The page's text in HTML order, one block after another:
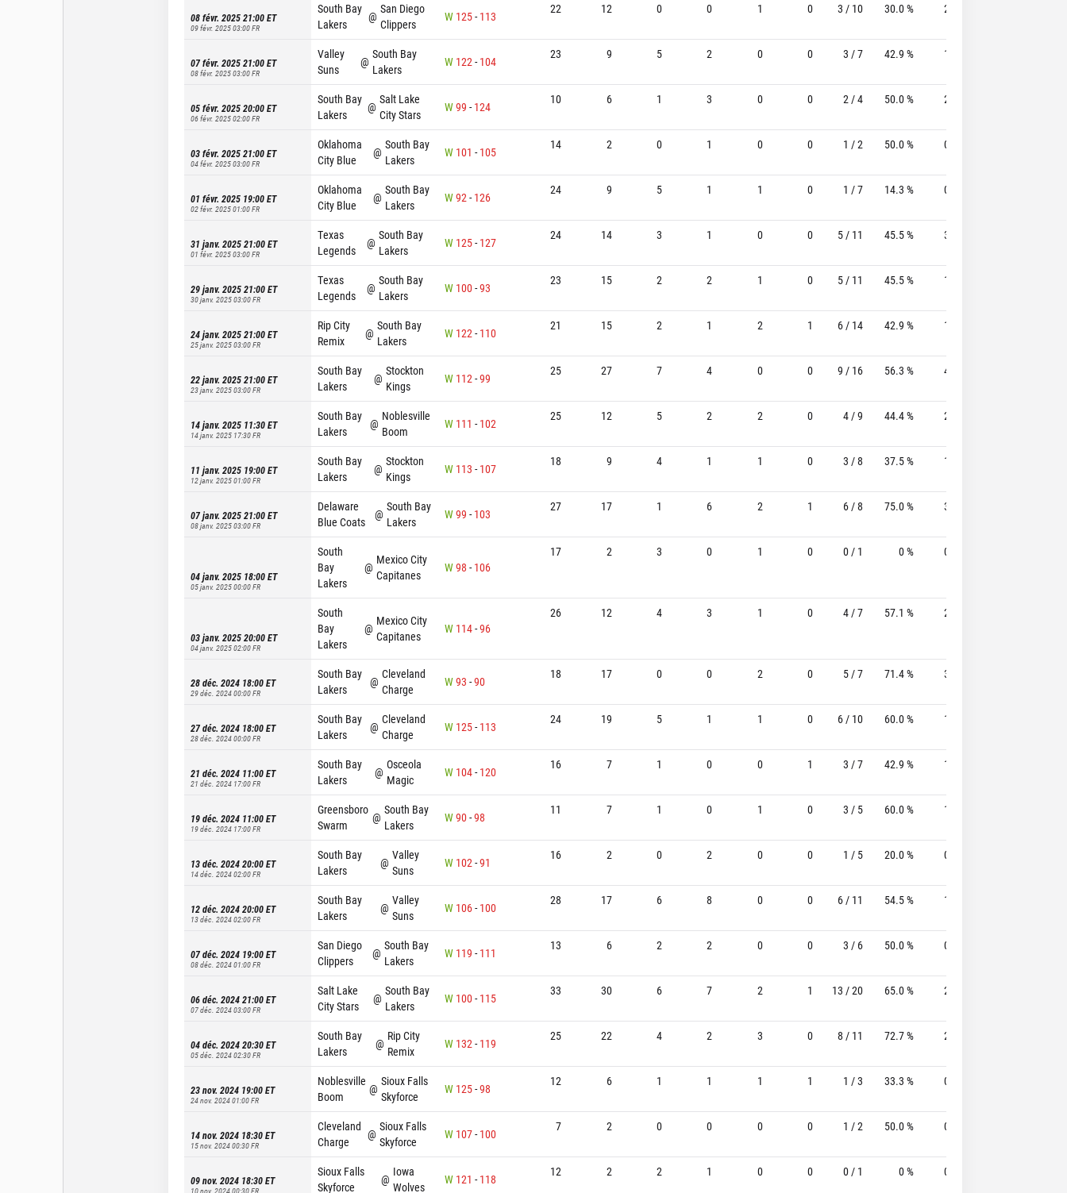
08 févr. 2025 21:00ET
09 févr. 2025 03:00FR
South Bay
Lakers
@
San Diego
Clippers
W 125- 113
22 12 0 0 1 0 3 / 10 30.0 % 2 / 6
07 févr. 2025 21:00ET
08 févr. 2025 03:00FR
Valley
Suns
@
South Bay
Lakers
W 122- 104
23 9 5 2 0 0 3 / 7 42.9 % 1 / 2
05 févr. 2025 20:00ET
06 févr. 2025 02:00FR
South Bay
Lakers
@
Salt Lake
City Stars
W99 - 124
10 6 1 3 0 0 2 / 4 50.0 % 2 / 2
03 févr. 2025 21:00ET
04 févr. 2025 03:00FR
Oklahoma
City Blue
@
South Bay
Lakers
W 101 - 105
14 2 0 1 0 0 1 / 2 50.0 % 0 / 1
01 févr. 2025 19:00ET
02 févr. 2025 01:00FR
Oklahoma
City Blue
@
South Bay
Lakers
W92- 126
24 9 5 1 1 0 1 / 7 14.3 % 0 / 2
31 janv. 2025 21:00ET
01 févr. 2025 03:00FR
Texas
Legends
@
South Bay
Lakers
W 125- 127
24 14 3 1 0 0 5 / 11 45.5 % 3 / 5
29 janv. 2025 21:00ET
30 janv. 2025 03:00FR
Texas
Legends
@
South Bay
Lakers
W 100-93
23 15 2 2 1 0 5 / 11 45.5 % 1 / 2
24 janv. 2025 21:00ET
25 janv. 2025 03:00FR
Rip City
Remix
@
South Bay
Lakers
W 122- 110
21 15 2 1 2 1 6 / 14 42.9 % 1 / 4
22 janv. 2025 21:00ET
23 janv. 2025 03:00FR
South Bay
Lakers
@
Stockton
Kings
W 112-99
25 27 7 4 0 0 9 / 16 56.3 % 4 / 6
14 janv. 2025 11:30ET
14 janv. 2025 17:30FR
South Bay
Lakers
@
Noblesville
Boom
W 111 - 102
25 12 5 2 2 0 4 / 9 44.4 % 2 / 6
11 janv. 2025 19:00ET
12 janv. 2025 01:00FR
South Bay
Lakers
@
Stockton
Kings
W 113 - 107
18 9 4 1 1 0 3 / 8 37.5 % 1 / 3
07 janv. 2025 21:00ET
08 janv. 2025 03:00FR
Delaware
Blue Coats
@
South Bay
Lakers
W99 - 103
27 17 1 6 2 1 6 / 8 75.0 % 3 / 3
04 janv. 2025 18:00ET
05 janv. 2025 00:00FR
South
Bay
Lakers
@
Mexico City
Capitanes
W98 - 106
17 2 3 0 1 0 0 / 1 0 % 0 / 1
03 janv. 2025 20:00ET
04 janv. 2025 02:00FR
South
Bay
Lakers
@
Mexico City
Capitanes
W 114-96
26 12 4 3 1 0 4 / 7 57.1 % 2 / 4
28 déc. 2024 18:00ET
29 déc. 2024 00:00FR
South Bay
Lakers
@
Cleveland
Charge
W93 -90
18 17 0 0 2 0 5 / 7 71.4 % 3 / 3
27 déc. 2024 18:00ET
28 déc. 2024 00:00FR
South Bay
Lakers
@
Cleveland
Charge
W 125- 113
24 19 5 1 1 0 6 / 10 60.0 % 1 / 2
21 déc. 2024 11:00ET
21 déc. 2024 17:00FR
South Bay
Lakers
@
Osceola
Magic
W 104- 120
16 7 1 0 0 1 3 / 7 42.9 % 1 / 2
19 déc. 2024 11:00ET
19 déc. 2024 17:00FR
Greensboro
Swarm
@
South Bay
Lakers
W90-98
11 7 1 0 1 0 3 / 5 60.0 % 1 / 2
13 déc. 2024 20:00ET
14 déc. 2024 02:00FR
South Bay
Lakers
@
Valley
Suns
W 102-91
16 2 0 2 0 0 1 / 5 20.0 % 0 / 2
12 déc. 2024 20:00ET
13 déc. 2024 02:00FR
South Bay
Lakers
@
Valley
Suns
W 106- 100
28 17 6 8 0 0 6 / 11 54.5 % 1 / 4
07 déc. 2024 19:00ET
08 déc. 2024 01:00FR
San Diego
Clippers
@
South Bay
Lakers
W 119 - 111
13 6 2 2 0 0 3 / 6 50.0 % 0 / 1
06 déc. 2024 21:00ET
07 déc. 2024 03:00FR
Salt Lake
City Stars
@
South Bay
Lakers
W 100- 115
33 30 6 7 2 1 13 / 20 65.0 % 2 / 5
04 déc. 2024 20:30ET
05 déc. 2024 02:30FR
South Bay
Lakers
@
Rip City
Remix
W 132- 119
25 22 4 2 3 0 8 / 11 72.7 % 2 / 5
23 nov. 2024 19:00ET
24 nov. 2024 01:00FR
Noblesville
Boom
@
Sioux Falls
Skyforce
W 125-98
12 6 1 1 1 1 1 / 3 33.3 % 0 / 1
14 nov. 2024 18:30ET
15 nov. 2024 00:30FR
Cleveland
Charge
@
Sioux Falls
Skyforce
W 107- 100
7 2 0 0 0 0 1 / 2 50.0 % 0 / 0
09 nov. 2024 18:30ET
Sioux Falls
Skyforce
@
Iowa
Wolves
W 121 - 118
12 2 2 1 0 0 0 / 1 0 % 0 / 0